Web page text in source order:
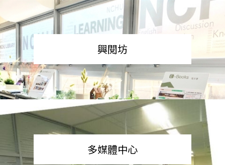
興閱坊
多媒體中心